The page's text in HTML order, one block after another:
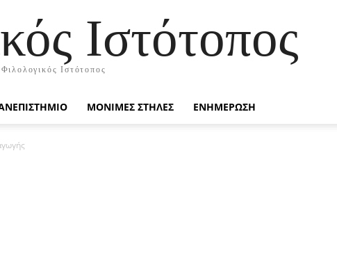
Ιστότοπος
Φιλολογικός Ιστότοπος
ΜΟΝΙΜΕΣ ΣΤΗΛΕΣ ΕΝΗΜΕΡΩΣΗ